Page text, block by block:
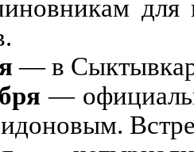
для
— в
—